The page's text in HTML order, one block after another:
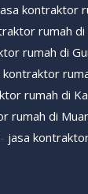
kontraktor
rumah di
rumah di
kontraktor
rumah di
rumah di
- jasa